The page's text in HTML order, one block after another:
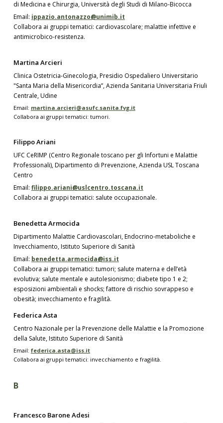
di Medicina e Chirurgia, Università degli Studi di Milano-Bicocca
Email: ippazio.antonazzo@unimib.it
Collabora ai gruppi tematici: cardiovascolare; malattie infettive e
antimicrobico-resistenza.
Martina Arcieri
Clinica Ostetricia-Ginecologia, Presidio Ospedaliero Universitario
"Santa Maria della Misericordia”, Azienda Sanitaria Universitaria Friuli
Centrale, Udine
Email: martina.arcieri@asufc.sanita.fvg.it
Collabora ai gruppi tematici: tumori.
Filippo Ariani
UFC CeRIMP (Centro Regionale toscano per gli Infortuni e Malattie
Professionali), Dipartimento di Prevenzione, Azienda USL Toscana
Centro
Email: filippo.ariani@uslcentro.toscana.it
Collabora ai gruppi tematici: salute occupazionale.
Benedetta Armocida
Dipartimento Malattie Cardiovascolari, Endocrino-metaboliche e
Invecchiamento, Istituto Superiore di Sanità
Email: benedetta.armocida@iss.it
Collabora ai gruppi tematici: tumori; salute materna e dell’età
evolutiva; salute mentale e autolesionismo; diabete tipo 1 e 2;
esposizioni ambientali e shocks; fattore di rischio sovrappeso e
obesità; invecchiamento e fragilità.
Federica Asta
Centro Nazionale per la Prevenzione delle Malattie e la Promozione
della Salute, Istituto Superiore di Sanità
Email: federica.asta@iss.it
Collabora ai gruppi tematici: invecchiamento e fragilità.
B
Francesco Barone Adesi